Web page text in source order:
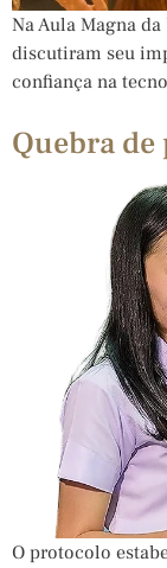
Na Aula Magna
discutiram seu
confiança na
Quebra
O protocolo